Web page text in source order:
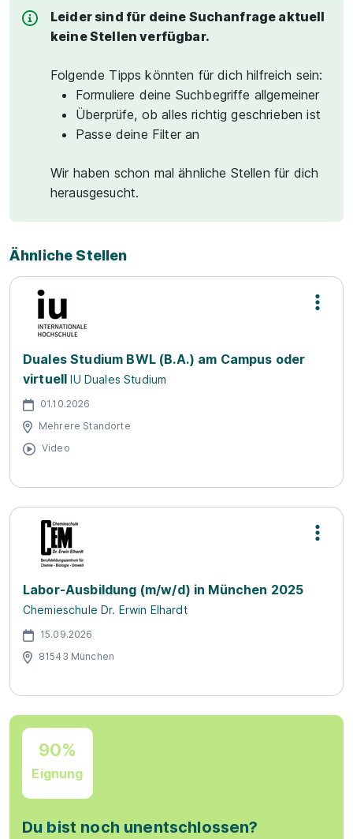
Leider sind für deine Suchanfrage aktuell
keine Stellen verfügbar.
Folgende Tipps könnten für dich hilfreich sein:
Formuliere deine Suchbegriffe allgemeiner
Überprüfe, ob alles richtig geschrieben ist
Passe deine Filter an
Wir haben schon mal ähnliche Stellen für dich
herausgesucht.
Ähnliche Stellen
Duales Studium BWL (B.A.) am Campus oder
virtuell IU Duales Studium
01.10.2026
Mehrere Standorte
Video
Labor-Ausbildung (m/w/d) in München 2025
Chemieschule Dr. Erwin Elhardt
15.09.2026
81543 München
90%
Eignung
Du bist noch unentschlossen?